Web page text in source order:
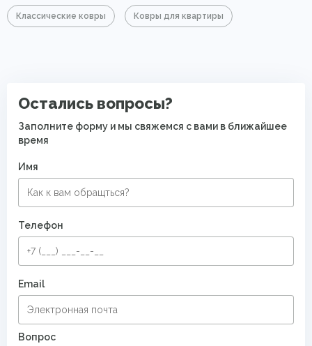
Классические ковры Ковры для квартиры
Остались вопросы?
Заполните форму и мы свяжемся с вами в ближайшее
время
Имя
Телефон
Email
Вопрос